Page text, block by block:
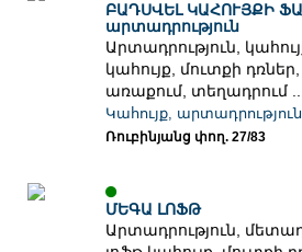
ԲԱԴՍՎԵԼ ԿԱՀՈՒՅՔԻ
արտադրություն
Արտադրություն,
կահույք, մուտքի
առաքում, տեղադրում ...
Կահույք, արտադրություն
Ռուբինյանց փող. 27/83
ՄԵԳԱ ԼՈՖԹ
Արտադրություն,